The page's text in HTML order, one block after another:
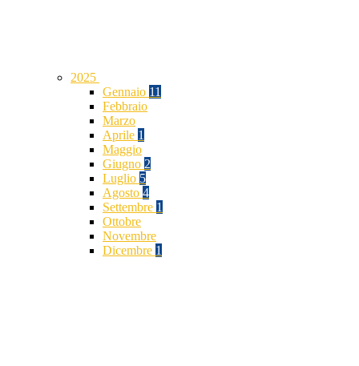
2025
Gennaio 11
Febbraio
Marzo
Aprile 1
Maggio
Giugno 2
Luglio 5
Agosto 4
Settembre 1
Ottobre
Novembre
Dicembre 1